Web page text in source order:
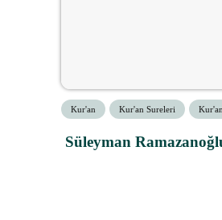
Kur'an Kur'an Sureleri
Süleyman